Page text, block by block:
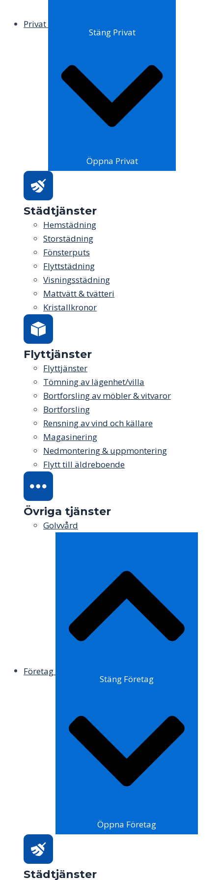
Privat
Stäng Privat
Öppna Privat
Städtjänster
Hemstädning
Storstädning
Fönsterputs
Flyttstädning
Visningsstädning
Mattvätt & tvätteri
Kristallkronor
Flyttjänster
Flyttjänster
Tömning av lägenhet/villa
Bortforsling av möbler & vitvaror
Bortforsling
Rensning av vind och källare
Magasinering
Nedmontering & uppmontering
Flytt till äldreboende
Övriga tjänster
Golvvård
Företag
Stäng Företag
Öppna Företag
Städtjänster